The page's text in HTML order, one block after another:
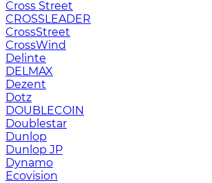
Cross Street
CROSSLEADER
CrossStreet
CrossWind
Delinte
DELMAX
Dezent
Dotz
DOUBLECOIN
Doublestar
Dunlop
Dunlop JP
Dynamo
Ecovision